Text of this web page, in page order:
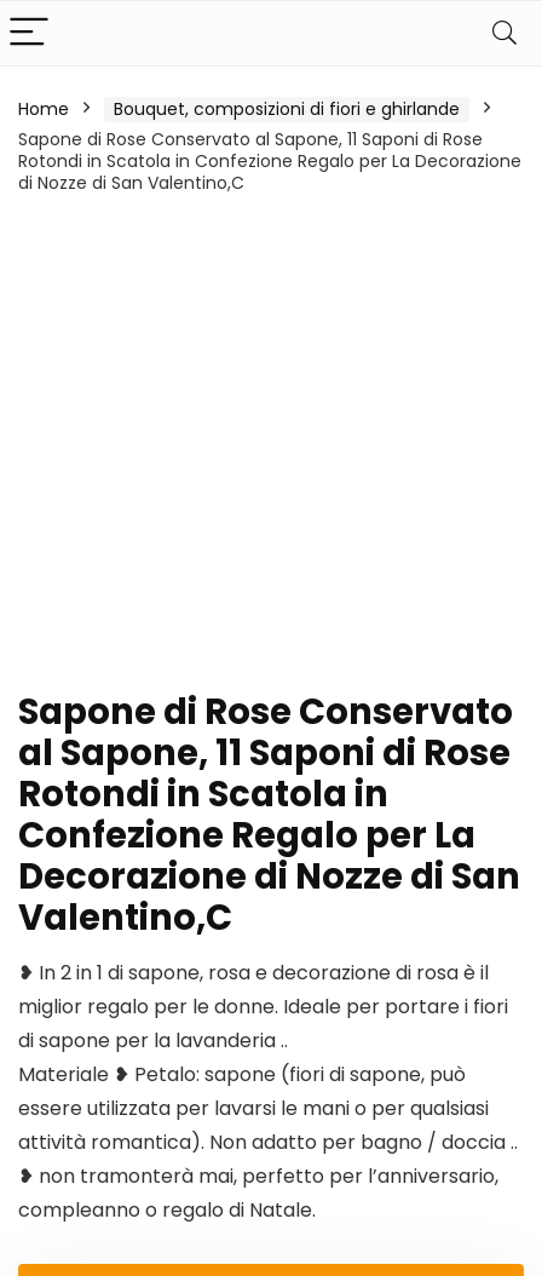
Home
Bouquet, composizioni di fiori e ghirlande
Sapone di Rose Conservato al Sapone, 11 Saponi di Rose
Rotondi in Scatola in Confezione Regalo per La Decorazione
di Nozze di San Valentino,C
Sapone di Rose Conservato
al Sapone, 11 Saponi di Rose
Rotondi in Scatola in
Confezione Regalo per La
Decorazione di Nozze di San
Valentino,C
❥ In 2 in 1 di sapone, rosa e decorazione di rosa è il
miglior regalo per le donne. Ideale per portare i fiori
di sapone per la lavanderia ..
Materiale ❥ Petalo: sapone (fiori di sapone, può
essere utilizzata per lavarsi le mani o per qualsiasi
attività romantica). Non adatto per bagno / doccia ..
❥ non tramonterà mai, perfetto per l’anniversario,
compleanno o regalo di Natale.